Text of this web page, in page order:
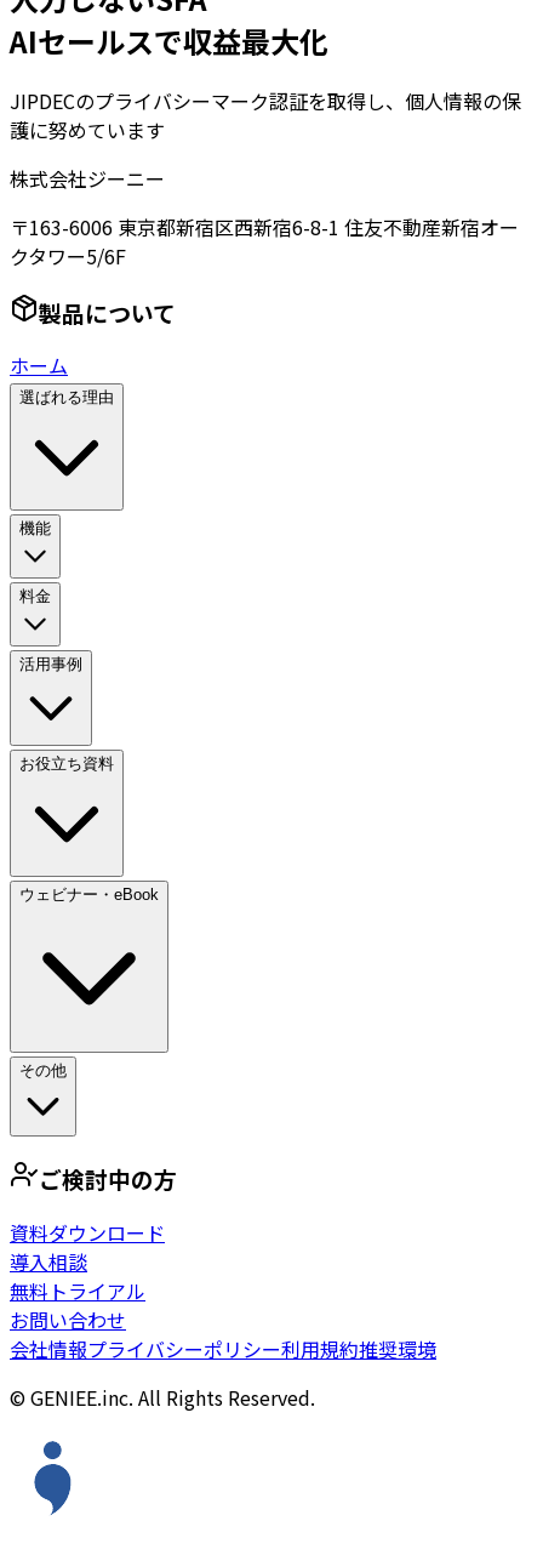
AIセールスで収益最大化
JIPDECのプライバシーマーク認証を取得し、個人情報の保
護に努めています
株式会社ジーニー
〒163-6006 東京都新宿区西新宿6-8-1 住友不動産新宿オー
クタワー5/6F
製品について
ホーム
選ばれる理由
機能
料金
活用事例
お役立ち資料
ウェビナー・eBook
その他
ご検討中の方
資料ダウンロード
導入相談
無料トライアル
お問い合わせ
会社情報プライバシーポリシー利用規約推奨環境
© GENIEE.inc. All Rights Reserved.